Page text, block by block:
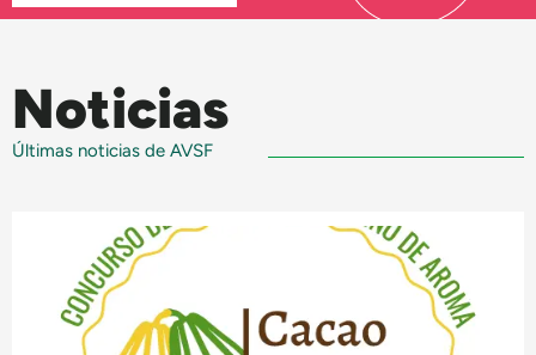
Noticias
Últimas noticias de AVSF